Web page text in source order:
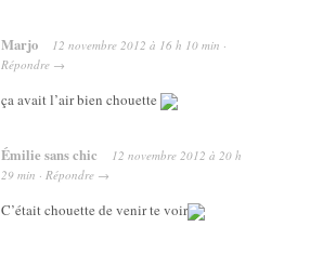
Marjo 12 novembre 2012 à 16 h 10 min ·
Répondre →
ça avait l’air bien chouette
Émilie sans chic 12 novembre 2012 à 20 h
29 min · Répondre →
C’était chouette de venir te voir